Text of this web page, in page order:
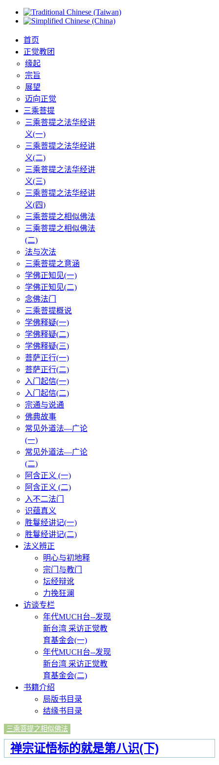
首页
正觉教团
缘起
宗旨
展望
迈向正觉
三乘菩提
三乘菩提之法华经讲
义(一)
三乘菩提之法华经讲
义(二)
三乘菩提之法华经讲
义(三)
三乘菩提之法华经讲
义(四)
三乘菩提之相似佛法
三乘菩提之相似佛法
(二)
法与次法
三乘菩提之意涵
学佛正知见(一)
学佛正知见(二)
念佛法门
三乘菩提概说
学佛释疑(一)
学佛释疑(二)
学佛释疑(三)
菩萨正行(一)
菩萨正行(二)
入门起信(一)
入门起信(二)
宗通与说通
佛典故事
常见外道法—广论
(一)
常见外道法—广论
(二)
阿含正义 (一)
阿含正义 (二)
入不二法门
识蕴真义
胜鬘经讲记(一)
胜鬘经讲记(二)
法义辨正
明心与初地释
宗门与教门
坛经辩讹
力挽狂澜
访谈专栏
年代MUCH台--发现
新台湾 采访正觉教
育基金会(一)
年代MUCH台--发现
新台湾 采访正觉教
育基金会(二)
书籍介绍
局版书目录
结缘书目录
三乘菩提之相似佛法
禅宗证悟标的就是第八识(下)